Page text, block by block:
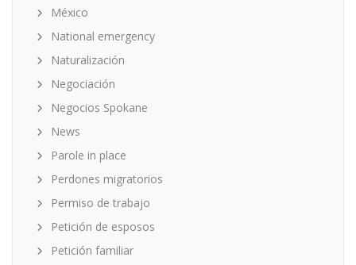
México
National emergency
Naturalización
Negociación
Negocios Spokane
News
Parole in place
Perdones migratorios
Permiso de trabajo
Petición de esposos
Petición familiar